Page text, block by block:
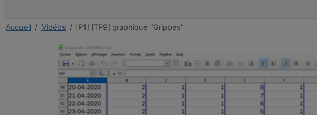
Accueil Vidéos [P1] [TP9] graphique "Grippes"